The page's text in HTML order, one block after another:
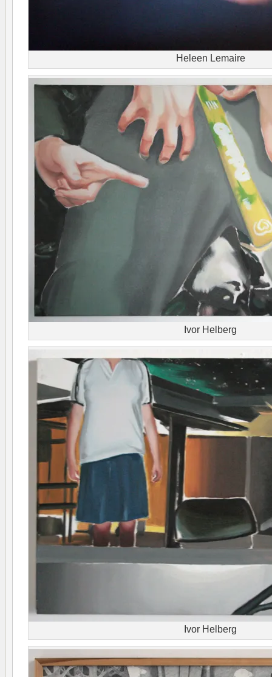
Heleen Lemaire
Ivor Helberg
Ivor Helberg